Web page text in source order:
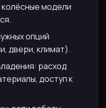
модели
опций
двери, климат).
расход
доступ к